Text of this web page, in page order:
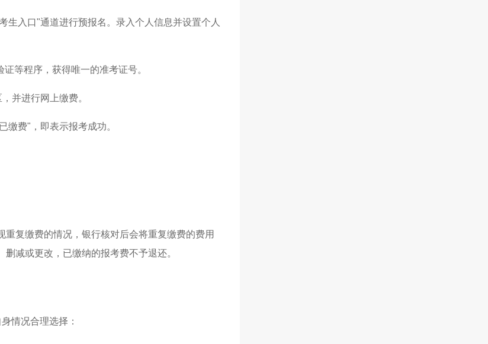
生入口"通道进行预报名。录入个人信息并设置个人
等程序，获得唯一的准考证号。
并进行网上缴费。
缴费"，即表示报考成功。
复缴费的情况，银行核对后会将重复缴费的费用
减或更改，已缴纳的报考费不予退还。
情况合理选择：